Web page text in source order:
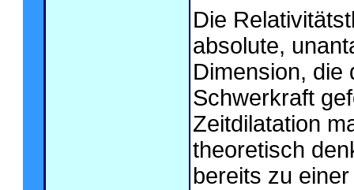
Die
absolute,
Dimension, die
Schwerkraft
Zeitdilatation
theoretisch
bereits zu